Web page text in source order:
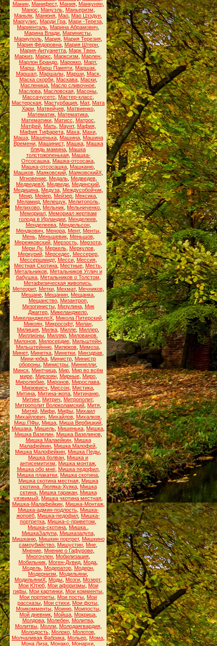
Манин, Манифест, Мания, Манкунян,
Манос
Мануэль, Маньеризм
Маньяк Манюня Мао Мао Цзэдун
Маргулис
Марди Гра Мари -Тереза
Мариенталь Марина Абрамович
Марина Влади Маринисты
Мариуполь Мария Мария Терезия
Мария Фёдоровна Мария Штерн
Мария-Антуанетта Марк Твен
Маркиз Маркс Марксизм Марлен
Марлон Брандо Марокко Март,
Марш
Марш Памяти Маршак
Маршал, Маршалы, Марши, Маск,
Маска скорби, Маскава, Маски,
Масленица Масло сливочное
Маслова, Масловская, Масоны,
Массачусетс
Мастер-класс
Мастерская Мастурбация Мат, Мата
Хари, Матвейчев, Матвиенко,
Математик, Математика,
Математики, Матисс Матрос
Матфей, Мать, Маунт, Мафия,
Мафия Тифарета, Маха, Махи,
Маша, Машенька, Машина, Машина
Времени, Машинист, Машка, Машка
блядь мамина Машка
толстожопенькая, Машка-
Отсосашка Машка-отсосака
Машка-отсосашка Машканю
Машков, Маяковский, МаяковскийХ,
Мгновение Медаль Медведев
МедведевХ Медведи Мединский
Медицина, Медуза, Междусобойчик,
Меир Мейер Мейзер Мексика
Меламид, Мелещук, Мелитополь,
Мелихово Мельник Мельниченко
Мемориал, Мемориал жертвам
голода в Ирландии Менделеев
Менделеева, Мендельсон,
Мендкович
Менора, Мент, Менты,
Мень, Меньшевик, Меньшов,
Мережковский, Мерзость, Мерзота,
Мери Лу, Меркель, Меркулов,
Меркурий, Мерседес Мессерер,
Мессершмидт, Месси, Мессия,
Местная Скотина Местные Месть
Метальников, Метальников Углич и
бабушка, Метальников о Толстом
Метафизическая живопись
Метеорит, Метки, Мехмат, Мечников,
Мещане Мещанин Мещанка
Мещанство, Мизантроп,
Мизогинисты, Мизулина, Мик
Джаггер Микеланджело
МикеланджелоХ Микола Питерский
Микоян, Микрософт, Милан,
Милиция Милка Милле Миллер
Миллионы Милляр Милованов
Милонов Милосердие Мильштейн
Мильштейнню Милюков Мимоза
Минет, Минетка Минетки Минздрав
Мини-юбка Министр Министр
обороны Министры Миннелли
Минск Минтчица Мир Мир во всём
мире, Мирзоян, Мирные, Миро,
Миролюбие Миронов Мирослава
Мирювисч
Миссон Мистика
Митина Митина-жопа Митинаню
Митинг, Митрич Митрополит,
Митрополит Волоколамский Митя
Митяй, Мифи, Мифы, Михаил
Михайлович
Михайлов, Михалков,
Миш.ПФы, Миша, Миша Вербицкий,
Мишака Мишель Мишенька Мишка
Мишка Вазелин, Мишка Вазелинов,
Мишка Малаейкин, Мишка
Малафейкин Мишка Малофей
Мишка Малофейкин Мишка Педы
Мишка болван Мишка и
антисемитизм
Мишка монтаж
Мишка обо мне, Мишка педофил,
Мишка плакатки Мишка скотина
Мишка скотина местная, Мишка
скотина. Люляка-Хуяка, Мишка
сктина, Мишка таракан, Мишка
уязвимый Мишка чкотина местная
Мишка-Малафейкин, Мишка-Монтаж,
Мишка-админ-подлость, Мишка-
жопоёб Мишка-педофил Мишка-
портретка Мишка-с-приветом
Мишка-скотина Мишка.
МишкаЗалупа, Мишказалупа,
Мишканю, Мишкин портрет, Мишкино
самоубийство Мишустин Мне
Мнение, Мнение о Гафурове,
Многочлен Мобилизация
Мобильник Моген-Дувид Мода
Модель, Модератор, Модерн,
Модернизм
Модильяни
МодильяниХ Моды Мозги Мозерт,
Мои Ютюб, Мои афоризмы, Мои
гифы, Мои картинки, Мои комменты,
Мои портреты Мои посты Мои
рассказы Мои стихи Мои фоты
Моикомменты, Моиню, Моипосты,
Мой дневник Мойша Мокрица
Молдова, Молебен, Молитва,
Молитвы, Молли, Молодаягвардия,
Молодость, Молоко, Молотов,
Молчаливая Фабрика Мольер Мома
Мона Лиза Монако Монархи